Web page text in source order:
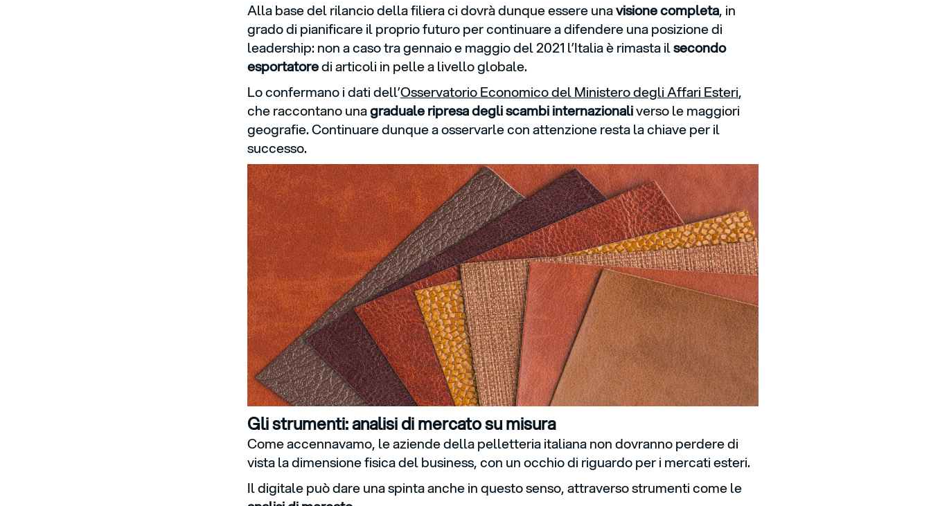
Alla base del rilancio della filiera ci dovrà dunque essere unavisione completa, in
grado di pianificare il proprio futuro per continuare a difendere una posizione di
leadership: non a caso tra gennaio e maggio del 2021 l’Italia è rimasta ilsecondo
esportatoredi articoli in pelle a livello globale.
Lo confermano i dati dell’Osservatorio Economico del Ministero degli Affari Esteri,
che raccontano unagraduale ripresa degli scambi internazionaliverso le maggiori
geografie. Continuare dunque a osservarle con attenzione resta la chiave per il
successo.
Gli strumenti: analisi di mercato su misura
Come accennavamo, le aziende della pelletteria italiana non dovranno perdere di
vista la dimensione fisica del business, con un occhio di riguardo per i mercati esteri.
Il digitale può dare una spinta anche in questo senso, attraverso strumenti come le